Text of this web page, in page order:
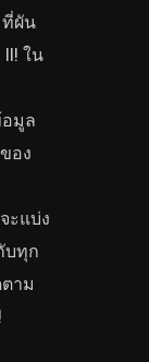
ที่ผัน
ใน
มูล
อง
ะแบ่ง
บทุก
าม